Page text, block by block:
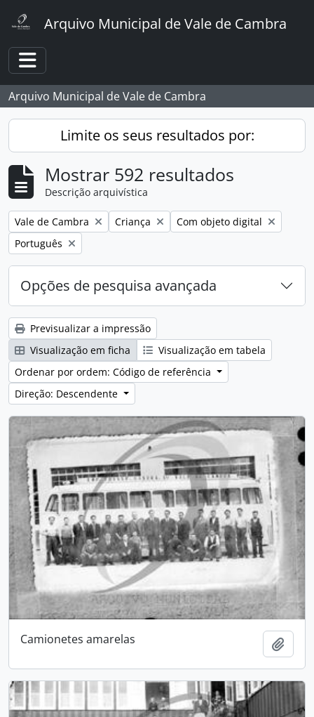
Arquivo Municipal de Vale de Cambra
Toggle navigation
Arquivo Municipal de Vale de Cambra
Limite os seus resultados por:
Mostrar 592 resultados
Descrição arquivística
Remover filtro:
Vale de Cambra Remover filtro:
Criança Remover filtro:
Com objeto digital
Remover filtro:
Português
Opções de pesquisa avançada
Previsualizar a impressão
Visualização em ficha
Visualização em tabela
Ordenar por ordem: Código de referência
Direção: Descendente
Camionetes amarelas